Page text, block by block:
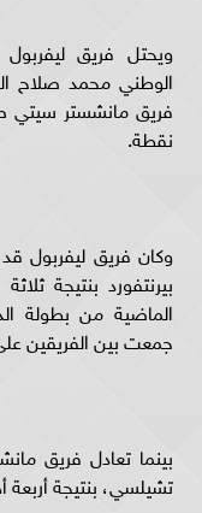
ويحتل فريق
نقطة.
وكان فريق ليفربول
بيرنتفورد بنتيجة
الماضية من بطولة
جمعت بين الفريقين
بينما تعادل فريق
تشيلسي، بنتيجة